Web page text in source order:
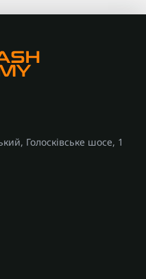
Голосківське шосе, 1